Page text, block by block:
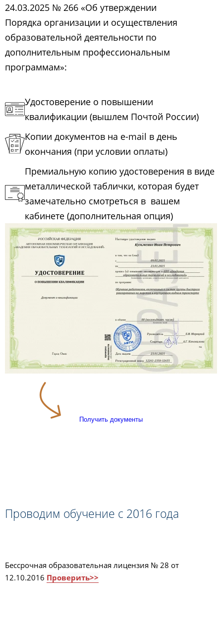
24.03.2025 № 266 «Об утверждении
Порядка организации и осуществления
образовательной деятельности по
дополнительным профессиональным
программам»:
Удостоверение о повышении
квалификации (вышлем Почтой России)
Копии документов на e-mail в день
окончания (при условии оплаты)
Премиальную копию удостоверения в виде
металлической таблички, которая будет
замечательно смотреться в вашем
кабинете (дополнительная опция)
Получить документы
Проводим обучение с 2016 года
Бессрочная образовательная лицензия № 28 от
12.10.2016 Проверить>>